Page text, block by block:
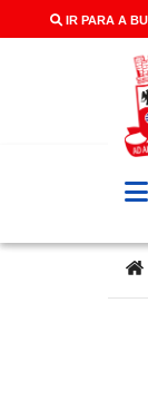
IR PARA A